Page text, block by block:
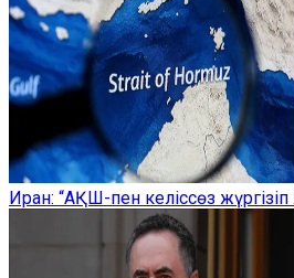
Иран: “АҚШ-пен келіссөз